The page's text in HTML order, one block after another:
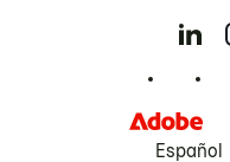
Español